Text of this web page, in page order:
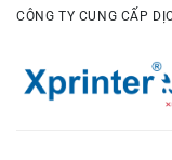
Bỏ
dung
CÔNG TY CUNG CẤP